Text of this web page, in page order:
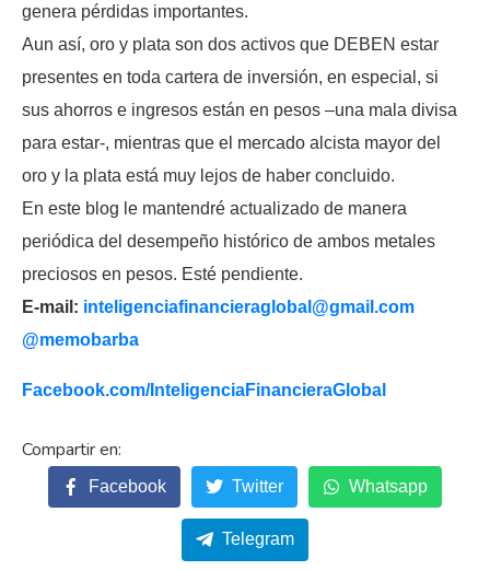
genera pérdidas importantes.
Aun así, oro y plata son dos activos que DEBEN estar
presentes en toda cartera de inversión, en especial, si
sus ahorros e ingresos están en pesos –una mala divisa
para estar-, mientras que el mercado alcista mayor del
oro y la plata está muy lejos de haber concluido.
En este blog le mantendré actualizado de manera
periódica del desempeño histórico de ambos metales
preciosos en pesos. Esté pendiente.
E-mail: inteligenciafinancieraglobal@gmail.com
@memobarba
Facebook.com/InteligenciaFinancieraGlobal
Facebook Twitter Whatsapp
Telegram